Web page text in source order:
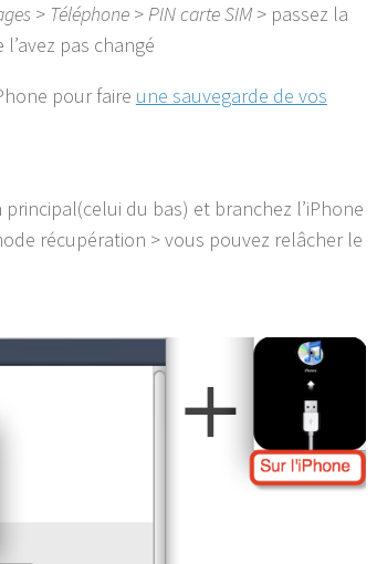
> Téléphone >PIN carte SIM > passez la
pas changé
pour faire une sauvegarde de vos
du bas) et branchez l’iPhone
récupération > vous pouvez relâcher le